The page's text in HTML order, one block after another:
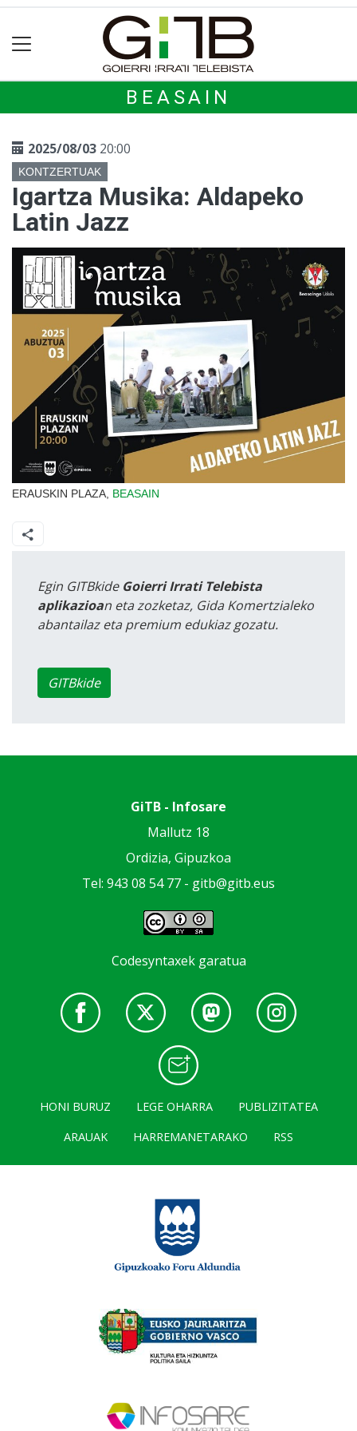
BEASAIN
2025/08/03 20:00
KONTZERTUAK
Igartza Musika: Aldapeko
Latin Jazz
ERAUSKIN PLAZA, BEASAIN
Egin GITBkide Goierri Irrati Telebista
aplikazioan eta zozketaz, Gida Komertzialeko
abantailaz eta premium edukiaz gozatu.
GITBkide
GiTB - Infosare
Mallutz 18
Ordizia, Gipuzkoa
Tel: 943 08 54 77 - gitb@gitb.eus
Codesyntaxek garatua
HONI BURUZ LEGE OHARRA
PUBLIZITATEA
ARAUAK
HARREMANETARAKO RSS